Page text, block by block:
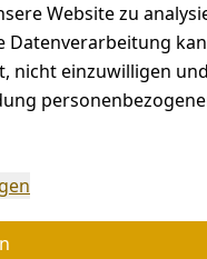
Website zu
Datenverarbeitung
einzuwilligen